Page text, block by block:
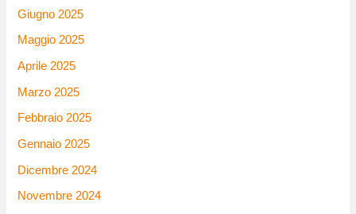
Giugno 2025
Maggio 2025
Aprile 2025
Marzo 2025
Febbraio 2025
Gennaio 2025
Dicembre 2024
Novembre 2024